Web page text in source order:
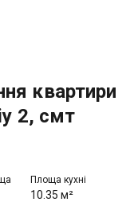
квартири
2, смт
Площа кухні
10.35 м²